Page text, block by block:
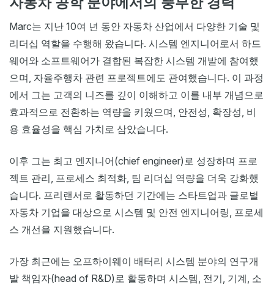
일반 약관
Marc는 지난 10여 년 동안 자동차 산업에서 다양한 기술 및
리더십 역할을 수행해 왔습니다. 시스템 엔지니어로서 하드
웨어와 소프트웨어가 결합된 복잡한 시스템 개발에 참여했
으며, 자율주행차 관련 프로젝트에도 관여했습니다. 이 과정
에서 그는 고객의 니즈를 깊이 이해하고 이를 내부 개념으로
효과적으로 전환하는 역량을 키웠으며, 안전성, 확장성, 비
용 효율성을 핵심 가치로 삼았습니다.
이후 그는 최고 엔지니어(chief engineer)로 성장하며 프로
젝트 관리, 프로세스 최적화, 팀 리더십 역량을 더욱 강화했
습니다. 프리랜서로 활동하던 기간에는 스타트업과 글로벌
자동차 기업을 대상으로 시스템 및 안전 엔지니어링, 프로세
스 개선을 지원했습니다.
가장 최근에는 오프하이웨이 배터리 시스템 분야의 연구개
발 책임자(head of R&D)로 활동하며 시스템, 전기, 기계, 소